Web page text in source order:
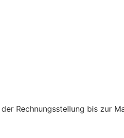
Rechnungsstellung bis zur